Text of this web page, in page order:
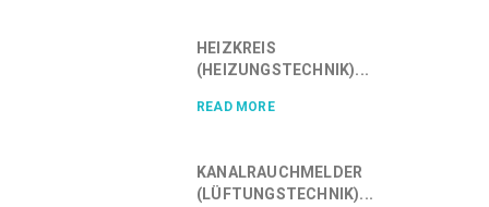
HEIZKREIS
(HEIZUNGSTECHNIK)...
READ MORE
KANALRAUCHMELDER
(LÜFTUNGSTECHNIK)...